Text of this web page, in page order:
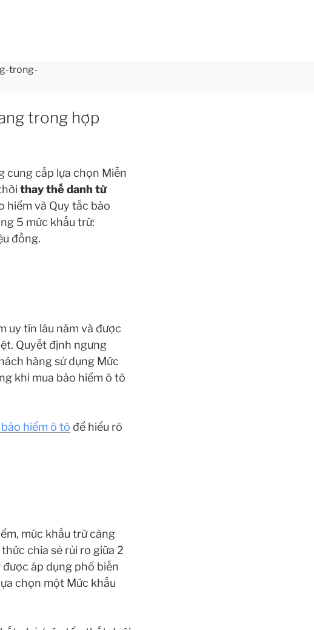
trong hợp
cung cấp lựa chọn Miễn
thay thế danh từ
hiểm và Quy tắc bảo
5 mức khấu trừ:
đồng.
uy tín lâu năm và được
Quyết định ngưng
hàng sử dụng Mức
khi mua bảo hiểm ô tô
hiểm ô tô để hiểu rõ
mức khấu trừ càng
chia sẻ rủi ro giữa 2
áp dụng phổ biến
chọn một Mức khấu